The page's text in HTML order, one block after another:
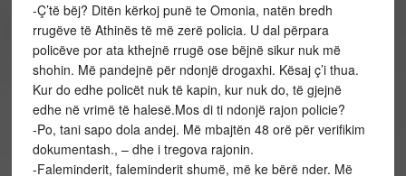
-Ç’të bëj? Ditën kërkoj punë te Omonia, natën bredh
rrugëve të Athinës të më zerë policia. U dal përpara
policëve por ata kthejnë rrugë ose bëjnë sikur nuk më
shohin. Më pandejnë për ndonjë drogaxhi. Kësaj ç’i thua.
Kur do edhe policët nuk të kapin, kur nuk do, të gjejnë
edhe në vrimë të halesë.Mos di ti ndonjë rajon policie?
-Po, tani sapo dola andej. Më mbajtën 48 orë për verifikim
dokumentash., – dhe i tregova rajonin.
-Faleminderit, faleminderit shumë, më ke bërë nder. Më